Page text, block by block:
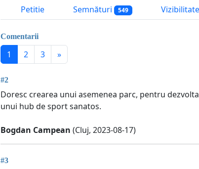
Petitie Semnături 549
Comentarii
1 2 3 »
#2
Doresc crearea unui asemenea parc, pentru
unui hub de sport sanatos.
Bogdan Campean (Cluj, 2023-08-17)
#3